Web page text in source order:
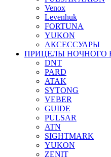
Venox
Levenhuk
FORTUNA
YUKON
АКСЕССУАРЫ
ПРИЦЕЛЫ НОЧНОГО
DNT
PARD
ATAK
SYTONG
VEBER
GUIDE
PULSAR
ATN
SIGHTMARK
YUKON
ZENIT